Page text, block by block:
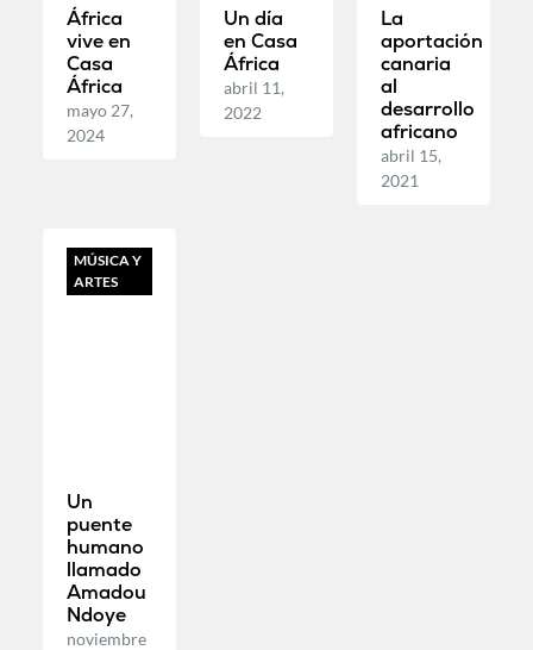
África
vive en
Casa
África
mayo 27,
2024
Un día
en Casa
África
abril 11,
2022
La
aportación
canaria
al
desarrollo
africano
abril 15,
2021
MÚSICA Y
ARTES
Un
puente
humano
llamado
Amadou
Ndoye
noviembre